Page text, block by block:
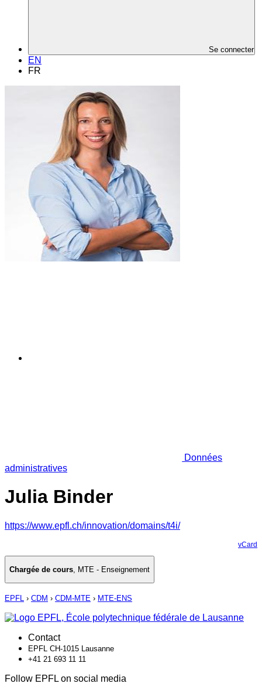
Se connecter
EN
FR
Données
administratives
Julia Binder
https://www.epfl.ch/innovation/domains/t4i/
vCard
Chargée de cours, MTE - Enseignement
EPFL › CDM › CDM-MTE › MTE-ENS
Contact
EPFL CH-1015 Lausanne
+41 21 693 11 11
Follow EPFL on social media